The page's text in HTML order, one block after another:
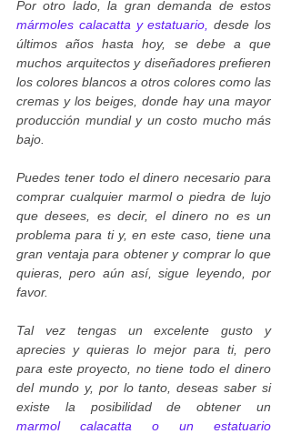
Por otro lado, la gran demanda de estos
mármoles calacatta y estatuario,
desde los
últimos años hasta hoy, se debe a que
muchos arquitectos y diseñadores prefieren
los colores blancos a otros colores como las
cremas y los beiges, donde hay una mayor
producción mundial y un costo mucho más
bajo.
Puedes tener todo el dinero necesario para
comprar cualquier marmol o piedra de lujo
que desees, es decir, el dinero no es un
problema para ti y, en este caso, tiene una
gran ventaja para obtener y comprar lo que
quieras, pero aún así, sigue leyendo, por
favor.
Tal vez tengas un excelente gusto y
aprecies y quieras lo mejor para ti, pero
para este proyecto, no tiene todo el dinero
del mundo y, por lo tanto, deseas saber si
existe la posibilidad de obtener un
marmol
calacatta o un estatuario